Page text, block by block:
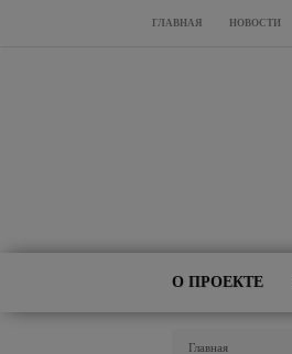
Перейти к основному содержанию
ГЛАВНАЯ НОВОСТИ
О ПРОЕКТЕ
Главная